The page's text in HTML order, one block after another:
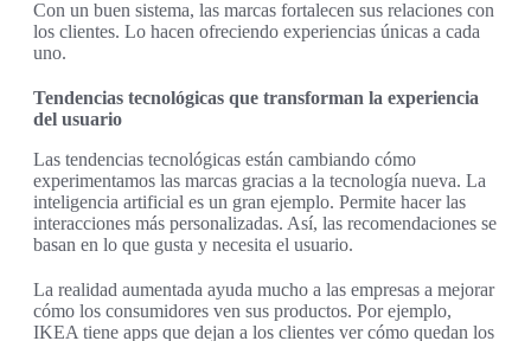
Con un buen sistema, las marcas fortalecen sus relaciones con
los clientes. Lo hacen ofreciendo experiencias únicas a cada
uno.
Tendencias tecnológicas que transforman la experiencia
del usuario
Las tendencias tecnológicas están cambiando cómo
experimentamos las marcas gracias a la tecnología nueva. La
inteligencia artificial es un gran ejemplo. Permite hacer las
interacciones más personalizadas. Así, las recomendaciones se
basan en lo que gusta y necesita el usuario.
La realidad aumentada ayuda mucho a las empresas a mejorar
cómo los consumidores ven sus productos. Por ejemplo,
IKEA tiene apps que dejan a los clientes ver cómo quedan los